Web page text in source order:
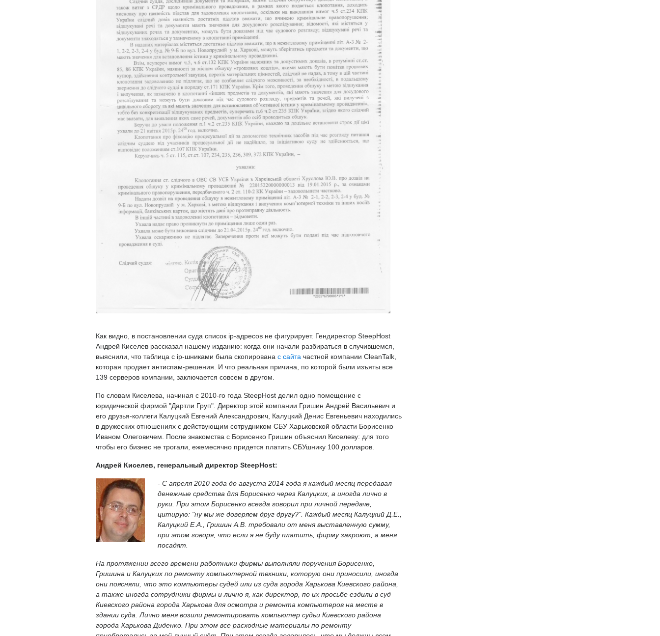
Как видно, в постановлении суда список ip-адресов не фигурирует. Гендиректор SteepHost
Андрей Киселев рассказал нашему изданию: когда они начали разбираться в случившемся,
выяснили, что таблица с ip-шниками была скопирована с сайта частной компании CleanTalk,
которая продает антиспам-решения. И что реальная причина, по которой были изъяты все
139 серверов компании, заключается совсем в другом.
По словам Киселева, начиная с 2010-го года SteepHost делил одно помещение с
юридической фирмой "Дартли Груп". Директор этой компании Гришин Андрей Васильевич и
его друзья-коллеги Калуцкий Евгений Александрович, Калуцкий Денис Евгеньевич находились
в дружеских отношениях с действующим сотрудником СБУ Харьковской области Борисенко
Иваном Олеговичем. После знакомства с Борисенко Гришин объяснил Киселеву: для того
чтобы его бизнес не трогали, ежемесячно придется платить СБУшнику 100 долларов.
Андрей Киселев, генеральный директор SteepHost:
- С апреля 2010 года до августа 2014 года я каждый месяц передавал
денежные средства для Борисенко через Калуцких, а иногда лично в
руки. При этом Борисенко всегда говорил при личной передаче,
цитирую: "ну мы же доверяем друг другу?". Каждый месяц Калуцкий Д.Е.,
Калуцкий Е.А., Гришин А.В. требовали от меня выставленную сумму,
при этом говоря, что если я не буду платить, фирму закроют, а меня
посадят.
На протяжении всего времени работники фирмы выполняли поручения Борисенко,
Гришина и Калуцких по ремонту компьютерной техники, которую они приносили, иногда
они поясняли, что это компьютеры судей или из суда города Харькова Киевского района,
а также иногда сотрудники фирмы и лично я, как директор, по их просьбе ездили в суд
Киевского района города Харькова для осмотра и ремонта компьютеров на месте в
здании суда. Лично меня возили ремонтировать компьютер судьи Киевского района
города Харькова Диденко. При этом все расходные материалы по ремонту